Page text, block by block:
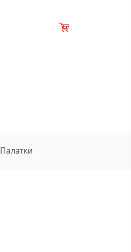
Палатки